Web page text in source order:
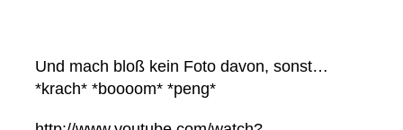
Und mach bloß kein Foto davon, sonst…
*krach* *boooom* *peng*